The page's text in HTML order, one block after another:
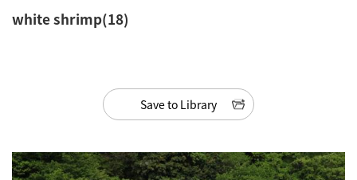
white shrimp(18)
Save to Library